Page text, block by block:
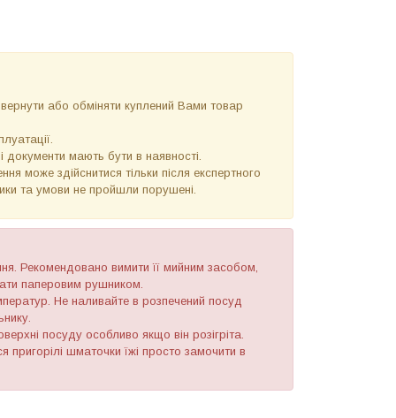
або обміняти куплений Вами товар
документи мають бути в наявності.
може здійснитися тільки після експертного
та умови не пройшли порушені.
Рекомендовано вимити її мийним засобом,
паперовим рушником.
Не наливайте в розпечений посуд
посуду особливо якщо він розігріта.
шматочки їжі просто замочити в